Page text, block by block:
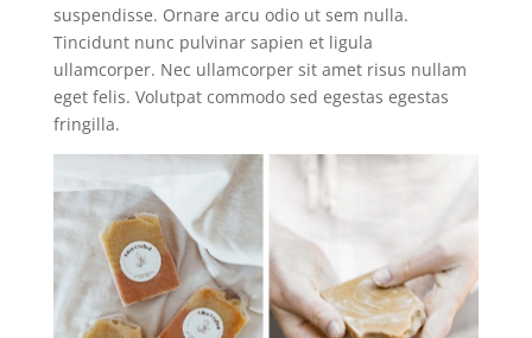
suspendisse. Ornare arcu odio ut sem nulla.
Tincidunt nunc pulvinar sapien et ligula
ullamcorper. Nec ullamcorper sit amet risus nullam
eget felis. Volutpat commodo sed egestas egestas
fringilla.